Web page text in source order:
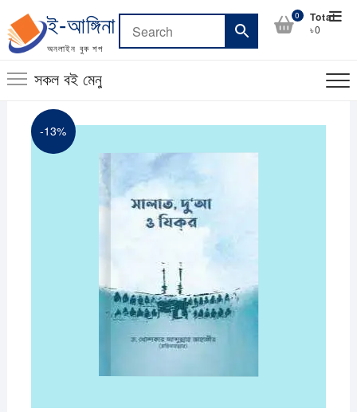
to
content
ই-আঙ্গিনা
অনলাইন বুক শপ
0 Total
৳0
সকল বই মেনু
-13%